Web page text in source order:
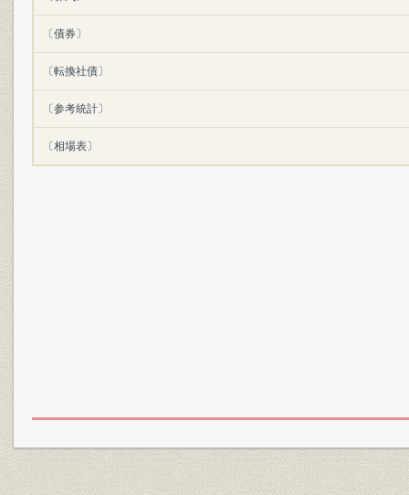
〔債券〕
〔転換社債〕
〔参考統計〕
〔相場表〕